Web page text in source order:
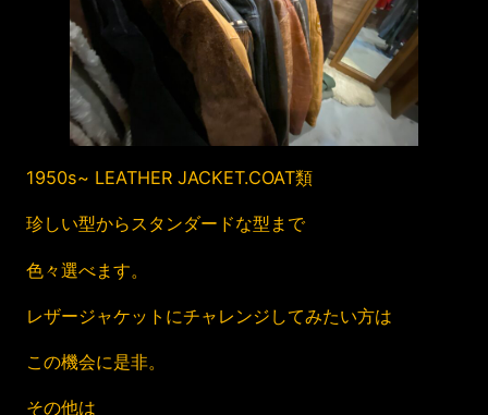
1950s~ LEATHER JACKET.COAT類
珍しい型からスタンダードな型まで
色々選べます。
レザージャケットにチャレンジしてみたい方は
この機会に是非。
その他は